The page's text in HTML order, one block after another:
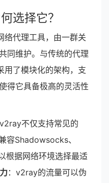
选择它？
代理工具，由一群关
同维护。与传统的代理
了模块化的架构，支
得它具备极高的灵活性
不仅支持常见的
容Shadowsocks、
根据网络环境选择最适
：v2ray的流量可以伪